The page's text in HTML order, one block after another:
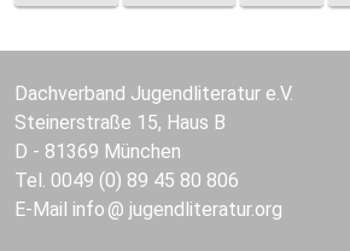
Dachverband Jugendliteratur e.V.
Steinerstraße 15, Haus B
D - 81369 München
Tel. 0049 (0) 89 45 80 806
E-Mail info jugendliteratur.org